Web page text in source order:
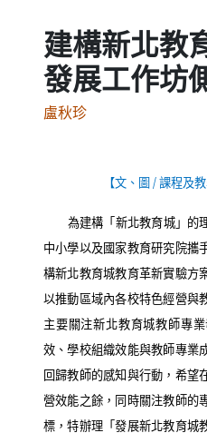
建構新北教
發展工作坊
盧秋珍
【文、圖/課程及
為建構「新北教育城」的
中小學以及國家教育研究院攜
構新北教育城教育革新實驗方
以推動區域內各校特色經營與
主要關注新北教育城教師專
效、學校組織效能與教師專業
回歸教師的感知與行動，希望
營效能之餘，同時關注教師的
標，特辦理「發展新北教育城